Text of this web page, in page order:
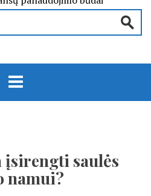
saulės
namui?